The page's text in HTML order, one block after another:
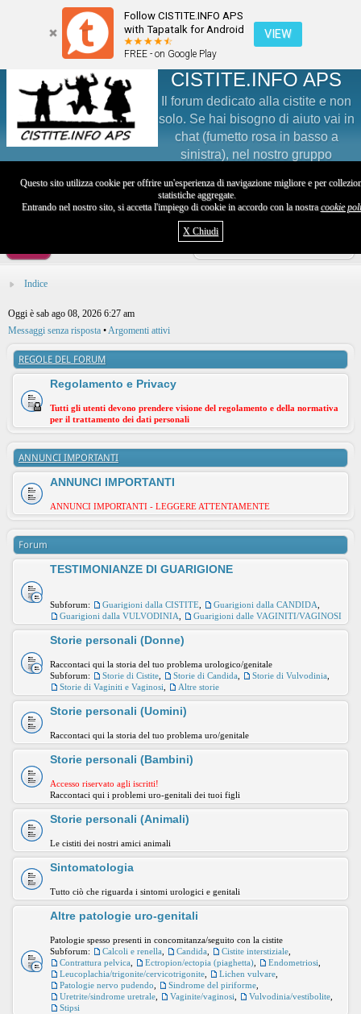
Follow CISTITE.INFO APS
with Tapatalk for Android
FREE - on Google Play
VIEW
CISTITE.INFO APS
Il forum dedicato alla cistite e non
solo. Se hai bisogno di aiuto vai in
chat (fumetto rosa in basso a
sinistra), nel nostro gruppo
(@cistite.info)
Indice
Oggi è sab ago 08, 2026 6:27 am
Messaggi senza risposta •Argomenti attivi
REGOLE DEL FORUM
Regolamento e Privacy
Tutti gli utenti devono prendere visione del regolamento e della normativa
per il trattamento dei dati personali
ANNUNCI IMPORTANTI
ANNUNCI IMPORTANTI
ANNUNCI IMPORTANTI - LEGGERE ATTENTAMENTE
Forum
TESTIMONIANZE DI GUARIGIONE
Subforum: Guarigioni dalla CISTITE Guarigioni dalla CANDIDA
Guarigioni dalla VULVODINIA
Guarigioni dalle VAGINITI/VAGINOSI
Storie personali (Donne)
Raccontaci qui la storia del tuo problema urologico/genitale
Subforum:
Storie di Cistite Storie di Candida Storie di Vulvodinia
Storie di Vaginiti e Vaginosi
Altre storie
Storie personali (Uomini)
Raccontaci qui la storia del tuo problema uro/genitale
Storie personali (Bambini)
Accesso riservato agli iscritti!
Raccontaci qui i problemi uro-genitali dei tuoi figli
Storie personali (Animali)
Le cistiti dei nostri amici animali
Sintomatologia
Tutto ciò che riguarda i sintomi urologici e genitali
Altre patologie uro-genitali
Patologie spesso presenti in concomitanza/seguito con la cistite
Subforum:
Calcoli e renella Candida Cistite interstiziale
Contrattura pelvica
Ectropion/ectopia (piaghetta) Endometriosi
Leucoplachia/trigonite/cervicotrigonite
Lichen vulvare
Patologie nervo pudendo
Sindrome del piriforme
Uretrite/sindrome uretrale
Vaginite/vaginosi Vulvodinia/vestibolite
Stipsi
Questo sito utilizza cookie per offrire un'esperienza di navigazione migliore e per
statistiche aggregate.
Entrando nel nostro sito, si accetta l'impiego di cookie in accordo con la nostracookie
X Chiudi